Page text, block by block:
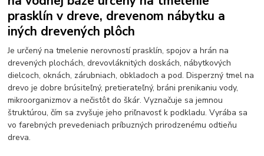
prasklín v dreve, drevenom nábytku a
iných drevených plôch
Je určený na tmelenie nerovností prasklín, spojov a hrán na
drevených plochách, drevovláknitých doskách, nábytkových
dielcoch, oknách, zárubniach, obkladoch a pod. Disperzný tmel na
drevo je dobre brúsiteľný, pretierateľný, bráni prenikaniu vody,
mikroorganizmov a nečistôt do škár. Vyznačuje sa jemnou
štruktúrou, čím sa zvyšuje jeho priľnavosť k podkladu. Vyrába sa
vo farebných prevedeniach príbuzných prirodzenému odtieňu
dreva.